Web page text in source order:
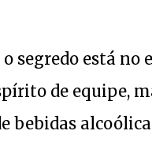
o segredo está
de equipe,
bebidas